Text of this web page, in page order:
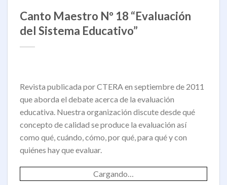
Canto Maestro Nº 18 “Evaluación
del Sistema Educativo”
Revista publicada por CTERA en septiembre de 2011
que aborda el debate acerca de la evaluación
educativa. Nuestra organización discute desde qué
concepto de calidad se produce la evaluación así
como qué, cuándo, cómo, por qué, para qué y con
quiénes hay que evaluar.
Cargando…